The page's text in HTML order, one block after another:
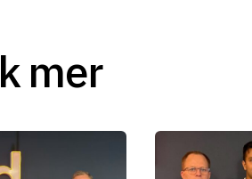
mer